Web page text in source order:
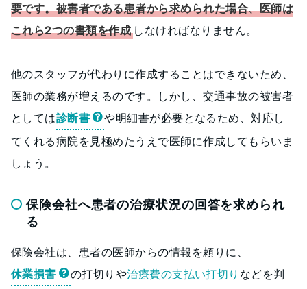
要です。被害者である患者から求められた場合、医師は
これら2つの書類を作成 しなければなりません。
他のスタッフが代わりに作成することはできないため、
医師の業務が増えるのです。しかし、交通事故の被害者
としては診断書
や明細書が必要となるため、対応し
てくれる病院を見極めたうえで医師に作成してもらいま
しょう。
保険会社へ患者の治療状況の回答を求められ
る
保険会社は、患者の医師からの情報を頼りに、
休業損害
の打切りや治療費の支払い打切り などを判